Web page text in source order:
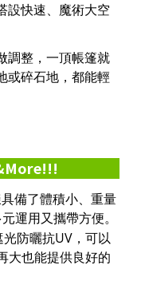
設快速、魔術大空
調整，一頂帳篷就
或碎石地，都能輕
備了體積小、重量
運用又攜帶方便。
光防曬抗UV，可以
大也能提供良好的